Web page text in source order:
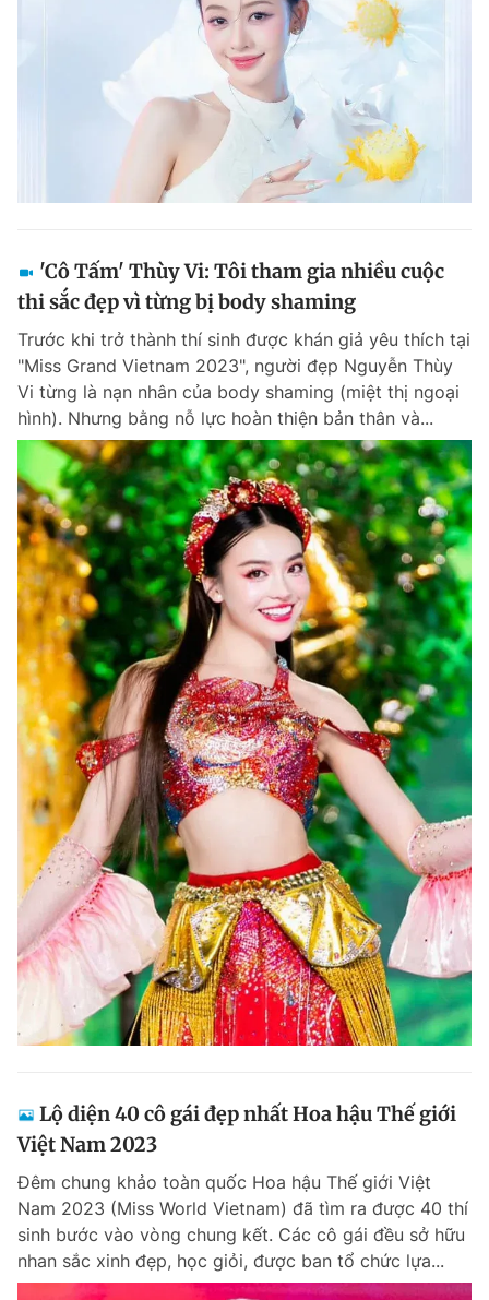
'Cô Tấm' Thùy Vi: Tôi tham gia nhiều cuộc
thi sắc đẹp vì từng bị body shaming
Trước khi trở thành thí sinh được khán giả yêu thích tại
"Miss Grand Vietnam 2023", người đẹp Nguyễn Thùy
Vi từng là nạn nhân của body shaming (miệt thị ngoại
hình). Nhưng bằng nỗ lực hoàn thiện bản thân và...
Lộ diện 40 cô gái đẹp nhất Hoa hậu Thế giới
Việt Nam 2023
Đêm chung khảo toàn quốc Hoa hậu Thế giới Việt
Nam 2023 (Miss World Vietnam) đã tìm ra được 40 thí
sinh bước vào vòng chung kết. Các cô gái đều sở hữu
nhan sắc xinh đẹp, học giỏi, được ban tổ chức lựa...